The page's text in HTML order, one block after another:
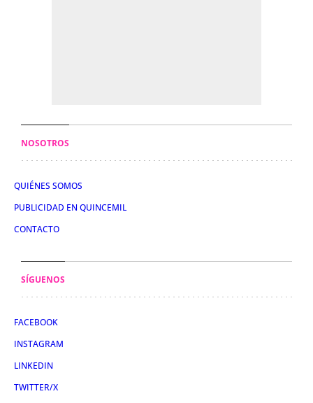
NOSOTROS
QUIÉNES SOMOS
PUBLICIDAD EN QUINCEMIL
CONTACTO
SÍGUENOS
FACEBOOK
INSTAGRAM
LINKEDIN
TWITTER/X